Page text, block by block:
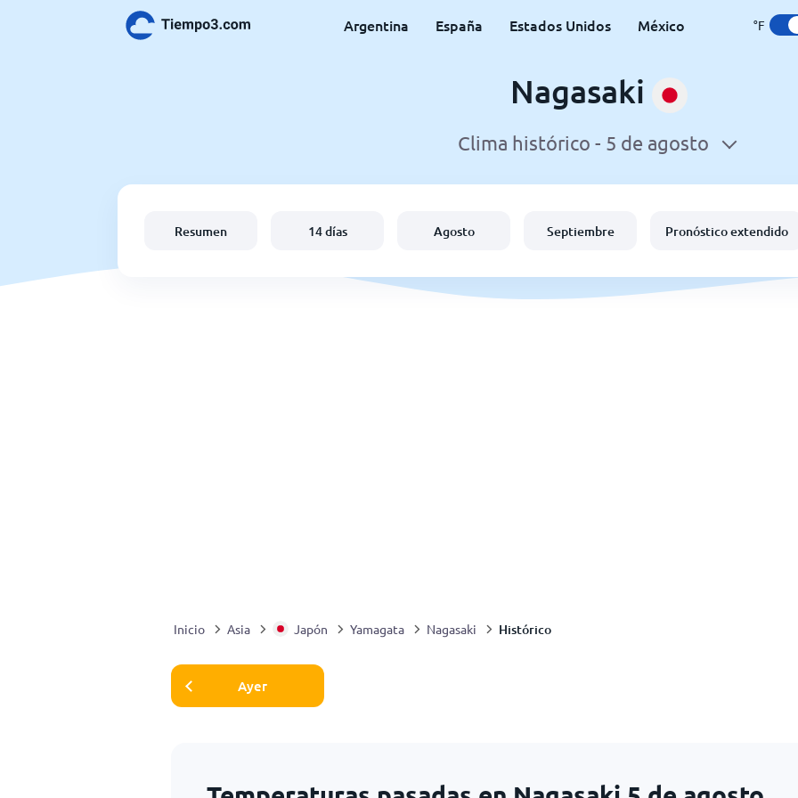
Argentina España Estados Unidos México °F
Nagasaki
Clima histórico - 5 de agosto
Resumen 14 días Agosto Septiembre Pronóstico extendido
Inicio Asia Japón Yamagata Nagasaki Histórico
Ayer